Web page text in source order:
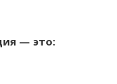
— это: